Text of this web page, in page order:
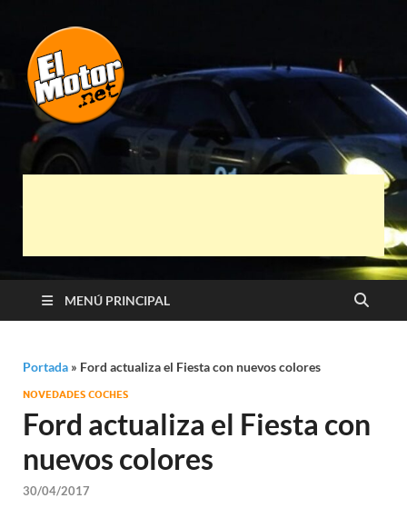
El Motor punto
Net
Automóviles
MENÚ PRINCIPAL
Portada » Ford actualiza el Fiesta con nuevos colores
NOVEDADES COCHES
Ford actualiza el Fiesta con
nuevos colores
30/04/2017